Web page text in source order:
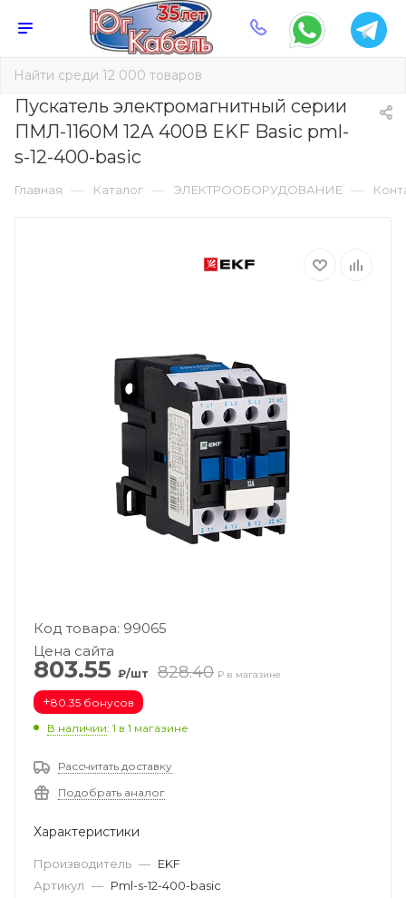
Пускатель электромагнитный серии
ПМЛ-1160М 12А 400В EKF Basic pml-
s-12-400-basic
Главная — Каталог — ЭЛЕКТРООБОРУДОВАНИЕ —
Код товара: 99065
Цена сайта
803.55 ₽/шт 828.40 ₽ в магазине
+80.35 бонусов
В наличии: 1 в 1 магазине
Рассчитать доставку
Подобрать аналог
Характеристики
Производитель — EKF
Артикул — Pml-s-12-400-basic